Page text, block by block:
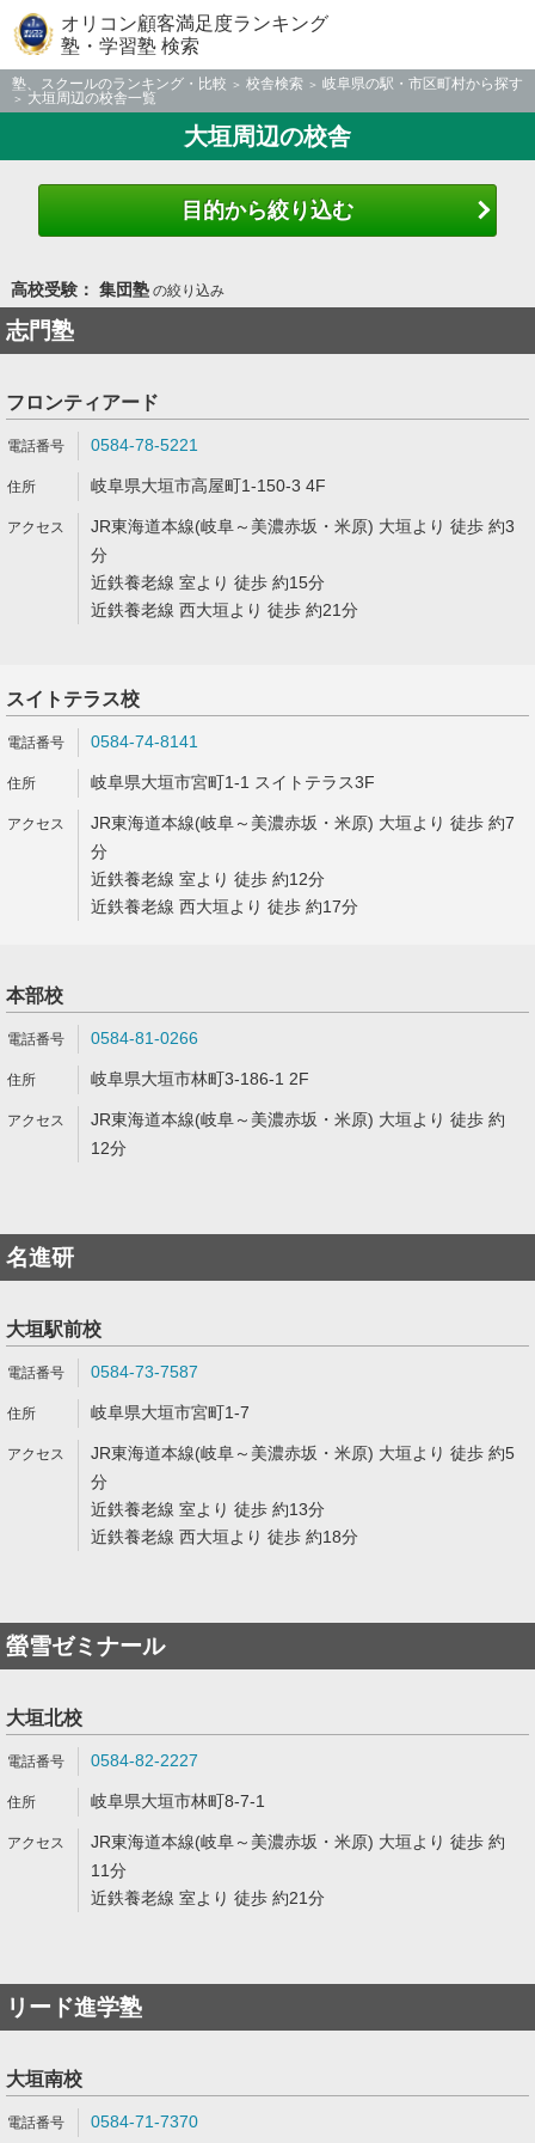
オリコン顧客満足度ランキング
塾・学習塾 検索
塾、スクールのランキング・比較 校舎検索
岐阜県の駅・市区町村から探す
大垣周辺の校舎一覧
大垣周辺の校舎
目的から絞り込む
高校受験： 集団塾の絞り込み
志門塾
フロンティアード
0584-78-5221
岐阜県大垣市高屋町1-150-3 4F
JR東海道本線(岐阜～美濃赤坂・米原) 大垣より 徒歩 約3
分
近鉄養老線 室より 徒歩 約15分
近鉄養老線 西大垣より 徒歩 約21分
スイトテラス校
0584-74-8141
岐阜県大垣市宮町1-1 スイトテラス3F
JR東海道本線(岐阜～美濃赤坂・米原) 大垣より 徒歩 約7
分
近鉄養老線 室より 徒歩 約12分
近鉄養老線 西大垣より 徒歩 約17分
本部校
0584-81-0266
岐阜県大垣市林町3-186-1 2F
JR東海道本線(岐阜～美濃赤坂・米原) 大垣より 徒歩 約
12分
名進研
大垣駅前校
0584-73-7587
岐阜県大垣市宮町1-7
JR東海道本線(岐阜～美濃赤坂・米原) 大垣より 徒歩 約5
分
近鉄養老線 室より 徒歩 約13分
近鉄養老線 西大垣より 徒歩 約18分
螢雪ゼミナール
大垣北校
0584-82-2227
岐阜県大垣市林町8-7-1
JR東海道本線(岐阜～美濃赤坂・米原) 大垣より 徒歩 約
11分
近鉄養老線 室より 徒歩 約21分
リード進学塾
大垣南校
0584-71-7370